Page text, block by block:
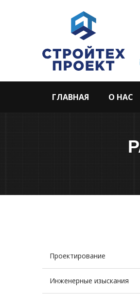
ГЛАВНАЯ О НАС
Проектирование
Инженерные изыскания